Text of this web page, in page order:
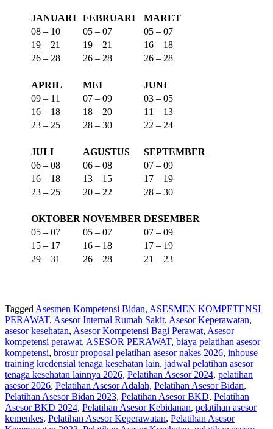
JANUARI FEBRUARI
MARET
08 – 10
05 – 07
05 – 07
19 – 21
19 – 21
16 – 18
26 – 28
26 – 28 26 – 28
APRIL MEI
JUNI
09 – 11
07 – 09
03 – 05
16 – 18
18 – 20
11 – 13
23 – 25
28 – 30 22 – 24
JULI AGUSTUS
SEPTEMBER
06 – 08
06 – 08
07 – 09
16 – 18
13 – 15
17 – 19
23 – 25
20 – 22 28 – 30
OKTOBER NOVEMBER DESEMBER
05 – 07
05 – 07
07 – 09
15 – 17
16 – 18
17 – 19
29 – 31
26 – 28 21 – 23
Tagged Asesmen Kompetensi Bidan, ASESMEN KOMPETENSI
PERAWAT, Asesor Internal Rumah Sakit, Asesor Keperawatan,
asesor kesehatan, Asesor Kompetensi Bagi Perawat, Asesor
kompetensi perawat, ASESOR PERAWAT, biaya pelatihan asesor
kompetensi, brosur proposal pelatihan asesor nakes 2026, inhouse
training kredensial tenaga kesehatan lain, jadwal pelatihan asesor
tenaga kesehatan lainnya 2026, Pelatihan Asesor 2024, pelatihan
asesor 2026, Pelatihan Asesor Adalah, Pelatihan Asesor Bidan,
Pelatihan Asesor Bidan 2023, Pelatihan Asesor BKD, Pelatihan
Asesor BKD 2024, Pelatihan Asesor Kebidanan, pelatihan asesor
kemenkes, Pelatihan Asesor Keperawatan, Pelatihan Asesor